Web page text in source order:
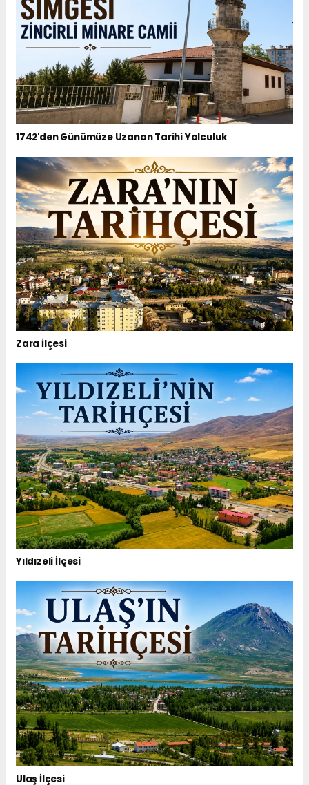
1742'den Günümüze Uzanan Tarihi Yolculuk
Zara İlçesi
Yıldızeli İlçesi
Ulaş İlçesi